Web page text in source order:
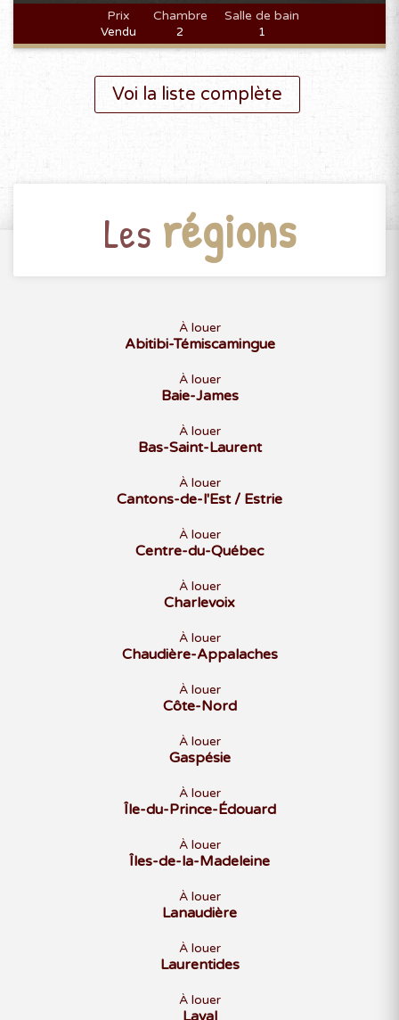
Prix
Vendu
Chambre
2
Salle de bain
1
Voi la liste complète
Les régions
À louer
Abitibi-Témiscamingue
À louer
Baie-James
À louer
Bas-Saint-Laurent
À louer
Cantons-de-l'Est / Estrie
À louer
Centre-du-Québec
À louer
Charlevoix
À louer
Chaudière-Appalaches
À louer
Côte-Nord
À louer
Gaspésie
À louer
Île-du-Prince-Édouard
À louer
Îles-de-la-Madeleine
À louer
Lanaudière
À louer
Laurentides
À louer